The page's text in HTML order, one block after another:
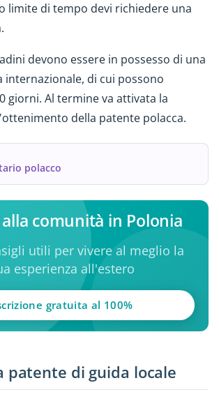
limite di tempo devi richiedere una
devono essere in possesso di una
internazionale, di cui possono
giorni. Al termine va attivata la
della patente polacca.
polacco
comunità in Polonia
utili per vivere al meglio la
esperienza all'estero
gratuita al 100%
patente di guida locale